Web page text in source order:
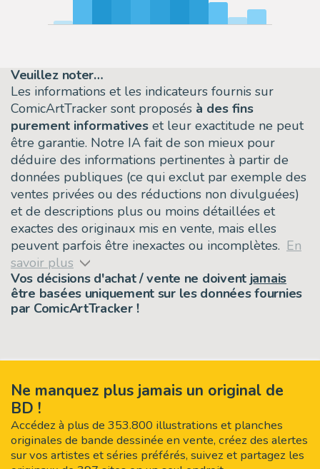
Veuillez noter…
Les informations et les indicateurs fournis sur
ComicArtTracker sont proposés à des fins
purement informatives et leur exactitude ne peut
être garantie. Notre IA fait de son mieux pour
déduire des informations pertinentes à partir de
données publiques (ce qui exclut par exemple des
ventes privées ou des réductions non divulguées)
et de descriptions plus ou moins détaillées et
exactes des originaux mis en vente, mais elles
peuvent parfois être inexactes ou incomplètes. En
savoir plus
Vos décisions d'achat / vente ne doivent jamais
être basées uniquement sur les données fournies
par ComicArtTracker !
Ne manquez plus jamais un original de
BD !
Accédez à plus de 353.800 illustrations et planches
originales de bande dessinée en vente, créez des alertes
sur vos artistes et séries préférés, suivez et partagez les